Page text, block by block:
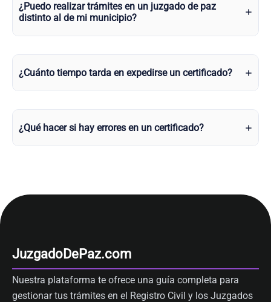
¿Puedo realizar trámites en un juzgado de paz
distinto al de mi municipio?
¿Cuánto tiempo tarda en expedirse un certificado?
¿Qué hacer si hay errores en un certificado?
JuzgadoDePaz.com
Nuestra plataforma te ofrece una guía completa para
gestionar tus trámites en el Registro Civil y los Juzgados